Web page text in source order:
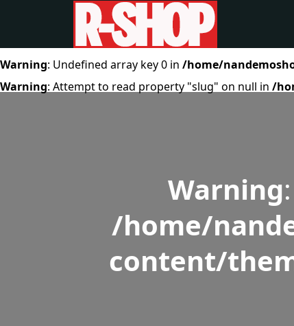
Warning: Undefined array key 0 in /home/
Warning: Attempt to read property "slug" on null in /
Warning
/home/
content/